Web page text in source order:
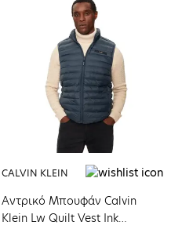
CALVIN KLEIN
Αντρικό Μπουφάν Calvin
Klein Lw Quilt Vest Ink